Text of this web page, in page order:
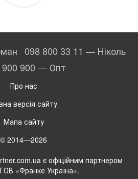
098 800 33 11 — Ніколь
900 900 — Опт
Про нас
версія сайту
Мапа сайту
© 2014—2026
є офіційним партнером
«Франке Україна».